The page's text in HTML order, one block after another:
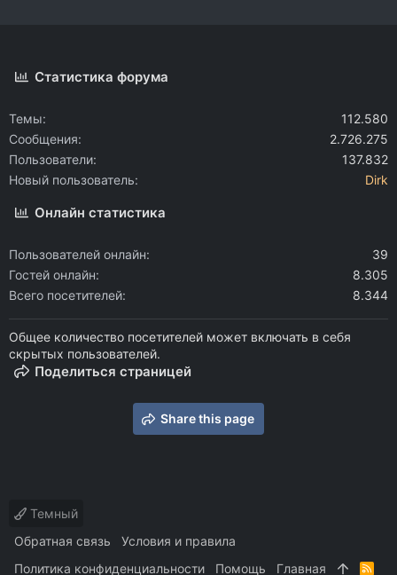
Статистика форума
Темы
112.580
Сообщения
2.726.275
Пользователи
137.832
Новый пользователь
Dirk
Онлайн статистика
Пользователей онлайн
39
Гостей онлайн
8.305
Всего посетителей
8.344
Общее количество посетителей может включать в себя
скрытых пользователей.
Поделиться страницей
Share this page
Темный
Обратная связь
Условия и правила
Политика конфиденциальности
Помощь Главная R